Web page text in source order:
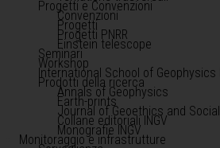
Progetti e Convenzioni
Convenzioni
Progetti
Progetti PNRR
Einstein telescope
Seminari
Workshop
International School of Geophysics
Prodotti della ricerca
Annals of Geophysics
Earth-prints
Journal of Geoethics and
Collane editoriali INGV
Monografie INGV
Monitoraggio e infrastrutture